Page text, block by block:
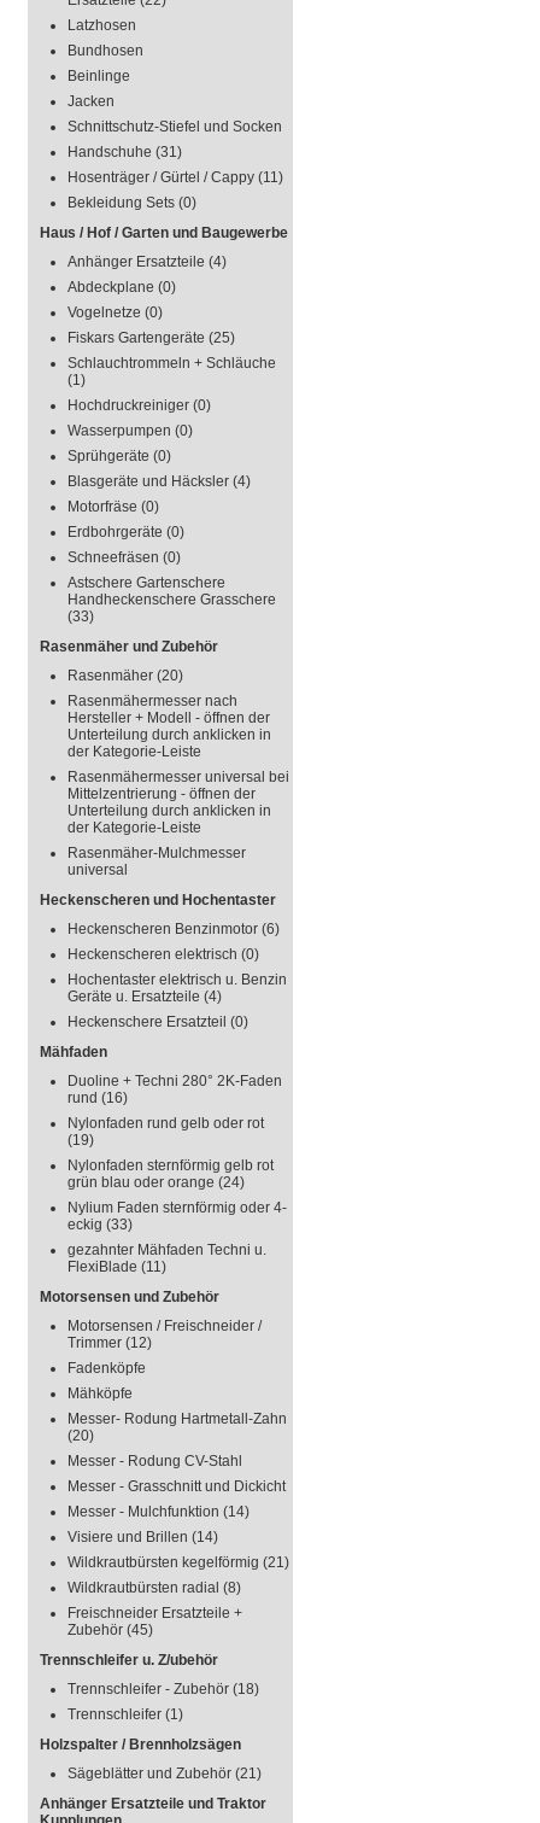
Latzhosen
Bundhosen
Beinlinge
Jacken
Schnittschutz-Stiefel und Socken
Handschuhe (31)
Hosenträger / Gürtel / Cappy (11)
Bekleidung Sets (0)
Haus / Hof / Garten und Baugewerbe
Anhänger Ersatzteile (4)
Abdeckplane (0)
Vogelnetze (0)
Fiskars Gartengeräte (25)
Schlauchtrommeln + Schläuche
(1)
Hochdruckreiniger (0)
Wasserpumpen (0)
Sprühgeräte (0)
Blasgeräte und Häcksler (4)
Motorfräse (0)
Erdbohrgeräte (0)
Schneefräsen (0)
Astschere Gartenschere
Handheckenschere Grasschere
(33)
Rasenmäher und Zubehör
Rasenmäher (20)
Rasenmähermesser nach
Hersteller + Modell - öffnen der
Unterteilung durch anklicken in
der Kategorie-Leiste
Rasenmähermesser universal bei
Mittelzentrierung - öffnen der
Unterteilung durch anklicken in
der Kategorie-Leiste
Rasenmäher-Mulchmesser
universal
Heckenscheren und Hochentaster
Heckenscheren Benzinmotor (6)
Heckenscheren elektrisch (0)
Hochentaster elektrisch u. Benzin
Geräte u. Ersatzteile (4)
Heckenschere Ersatzteil (0)
Mähfaden
Duoline + Techni 280° 2K-Faden
rund (16)
Nylonfaden rund gelb oder rot
(19)
Nylonfaden sternförmig gelb rot
grün blau oder orange (24)
Nylium Faden sternförmig oder 4-
eckig (33)
gezahnter Mähfaden Techni u.
FlexiBlade (11)
Motorsensen und Zubehör
Motorsensen / Freischneider /
Trimmer (12)
Fadenköpfe
Mähköpfe
Messer- Rodung Hartmetall-Zahn
(20)
Messer - Rodung CV-Stahl
Messer - Grasschnitt und Dickicht
Messer - Mulchfunktion (14)
Visiere und Brillen (14)
Wildkrautbürsten kegelförmig (21)
Wildkrautbürsten radial (8)
Freischneider Ersatzteile +
Zubehör (45)
Trennschleifer u. Z/ubehör
Trennschleifer - Zubehör (18)
Trennschleifer (1)
Holzspalter / Brennholzsägen
Sägeblätter und Zubehör (21)
Anhänger Ersatzteile und Traktor